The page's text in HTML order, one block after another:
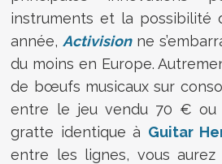
instruments et la possibilité
année, Activisionne
du moins en Europe.
de bœufs musicaux sur
entre le jeu vendu 70 € ou
gratte identique à Guitar
entre les lignes, vous